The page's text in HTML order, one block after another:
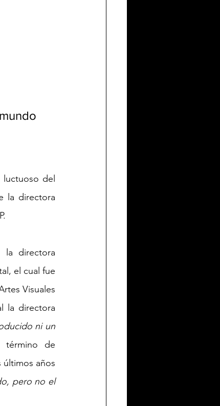
del
la directora
la directora
el cual fue
Visuales
la directora
ni un
de
últimos años
pero no el